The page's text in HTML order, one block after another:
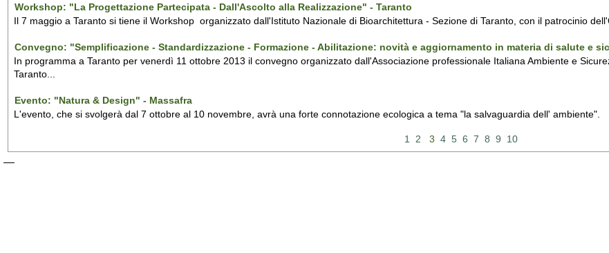
Workshop: "La Progettazione Partecipata - Dall'Ascolto alla Realizzazione" - Taranto
Il 7 maggio a Taranto si tiene il Workshop organizzato dall'Istituto Nazionale di Bioarchitettura - Sezione di Taranto, con il patrocinio
Convegno: "Semplificazione - Standardizzazione - Formazione - Abilitazione: novità e aggiornamento in materia di salute e
In programma a Taranto per venerdì 11 ottobre 2013 il convegno organizzato dall'Associazione professionale Italiana Ambiente e
Taranto...
Evento: "Natura & Design" - Massafra
L'evento, che si svolgerà dal 7 ottobre al 10 novembre, avrà una forte connotazione ecologica a tema "la salvaguardia dell' ambiente".
1 2 3 4 5 6 7 8 9 10